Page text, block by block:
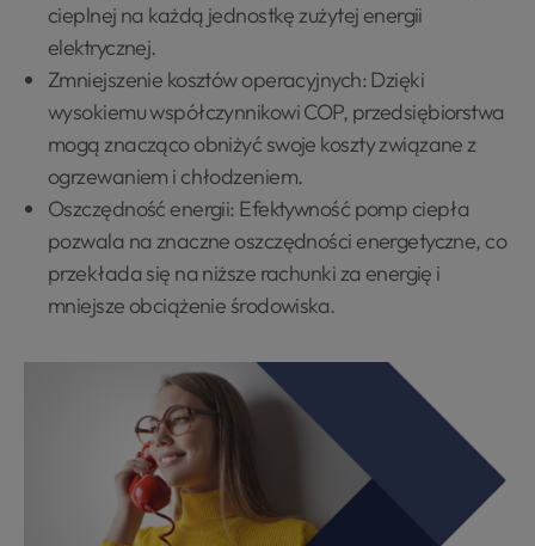
cieplnej na każdą jednostkę zużytej energii
elektrycznej.
Zmniejszenie kosztów operacyjnych: Dzięki
wysokiemu współczynnikowi COP, przedsiębiorstwa
mogą znacząco obniżyć swoje koszty związane z
ogrzewaniem i chłodzeniem.
Oszczędność energii: Efektywność pomp ciepła
pozwala na znaczne oszczędności energetyczne, co
przekłada się na niższe rachunki za energię i
mniejsze obciążenie środowiska.